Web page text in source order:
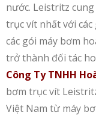
nước. Leistritz
trục vít nhất với
các gói máy bơm
trở thành đối tác
Công Ty TNHH
bơm trục vít
Việt Nam từ máy